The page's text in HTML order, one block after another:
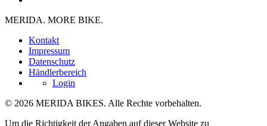
MERIDA. MORE BIKE.
Kontakt
Impressum
Datenschutz
Händlerbereich
Login
© 2026 MERIDA BIKES. Alle Rechte vorbehalten.
Um die Richtigkeit der Angaben auf dieser Website zu